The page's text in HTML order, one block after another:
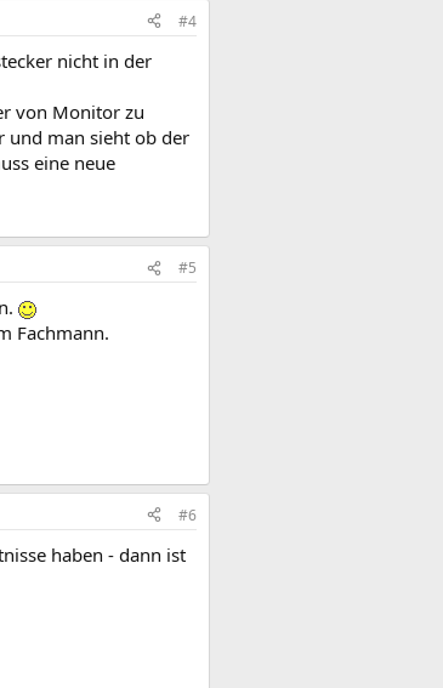
#4
nicht in der
von Monitor zu
und man sieht ob der
eine neue
#5
Fachmann.
#6
haben - dann ist